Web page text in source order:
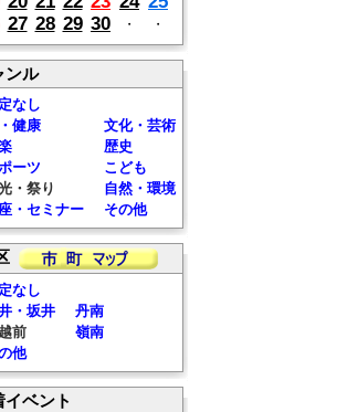
27 28 29 30 ・ ・
ンル
なし
健康
文化・芸術
歴史
ーツ
こども
・祭り
自然・環境
・セミナー
その他
なし
・坂井
丹南
前
嶺南
他
イベント